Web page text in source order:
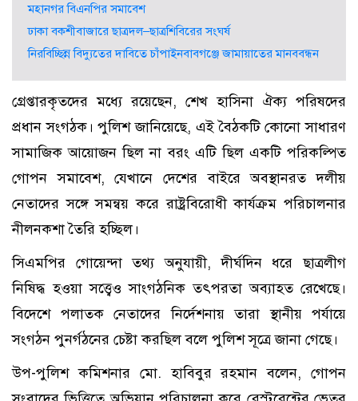
মহানগর বিএনপির সমাবেশ
ঢাকা বকশীবাজারে ছাত্রদল–ছাত্রশিবিরের সংঘর্ষ
নিরবিচ্ছিন্ন বিদ্যুতের দাবিতে চাঁপাইনবাবগঞ্জে জামায়াতের মানববন্ধন
গ্রেপ্তারকৃতদের মধ্যে রয়েছেন, শেখ হাসিনা ঐক্য পরিষদের
প্রধান সংগঠক। পুলিশ জানিয়েছে, এই বৈঠকটি কোনো সাধারণ
সামাজিক আয়োজন ছিল না বরং এটি ছিল একটি পরিকল্পিত
গোপন সমাবেশ, যেখানে দেশের বাইরে অবস্থানরত দলীয়
নেতাদের সঙ্গে সমন্বয় করে রাষ্ট্রবিরোধী কার্যক্রম পরিচালনার
নীলনকশা তৈরি হচ্ছিল।
সিএমপির গোয়েন্দা তথ্য অনুযায়ী, দীর্ঘদিন ধরে ছাত্রলীগ
নিষিদ্ধ হওয়া সত্ত্বেও সাংগঠনিক তৎপরতা অব্যাহত রেখেছে।
বিদেশে পলাতক নেতাদের নির্দেশনায় তারা স্থানীয় পর্যায়ে
সংগঠন পুনর্গঠনের চেষ্টা করছিল বলে পুলিশ সূত্রে জানা গেছে।
উপ-পুলিশ কমিশনার মো. হাবিবুর রহমান বলেন, গোপন